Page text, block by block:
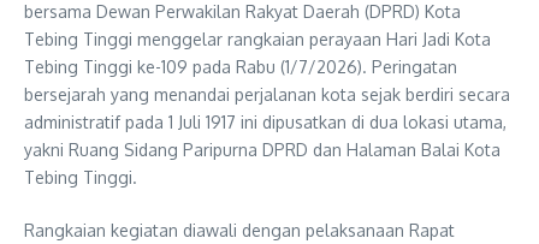
bersama Dewan Perwakilan Rakyat Daerah (DPRD) Kota
Tebing Tinggi menggelar rangkaian perayaan Hari Jadi Kota
Tebing Tinggi ke-109 pada Rabu (1/7/2026). Peringatan
bersejarah yang menandai perjalanan kota sejak berdiri secara
administratif pada 1 Juli 1917 ini dipusatkan di dua lokasi utama,
yakni Ruang Sidang Paripurna DPRD dan Halaman Balai Kota
Tebing Tinggi.
Rangkaian kegiatan diawali dengan pelaksanaan Rapat